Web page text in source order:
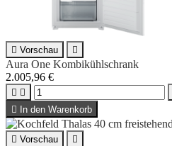
 Vorschau 
Aura One Kombikühlschrank
2.005,96 €
 

In den Warenkorb
 Vorschau 